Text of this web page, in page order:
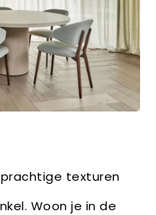
texturen
Woon je in de